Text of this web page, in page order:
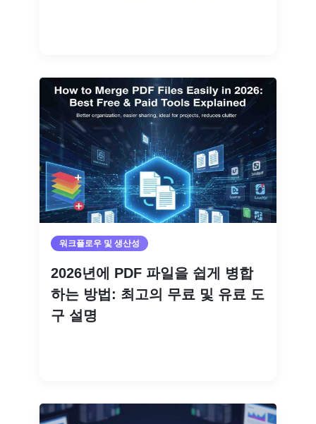
워크플로우 및 생산성
2026년에 PDF 파일을 쉽게 병합
하는 방법: 최고의 무료 및 유료 도
구 설명